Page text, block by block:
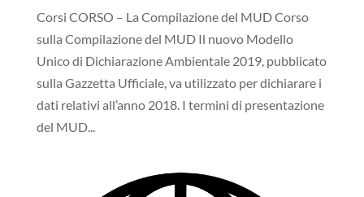
Corsi CORSO – La Compilazione del MUD Corso
sulla Compilazione del MUD Il nuovo Modello
Unico di Dichiarazione Ambientale 2019, pubblicato
sulla Gazzetta Ufficiale, va utilizzato per dichiarare i
dati relativi all’anno 2018. I termini di presentazione
del MUD...